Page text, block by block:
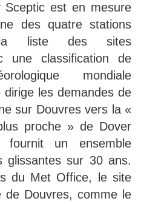
Sceptic est en mesure
des quatre stations
la liste des sites
une classification de
mondiale
les demandes de
sur Douvres vers la «
proche » de Dover
fournit un ensemble
glissantes sur 30 ans.
du Met Office, le site
Douvres, comme le